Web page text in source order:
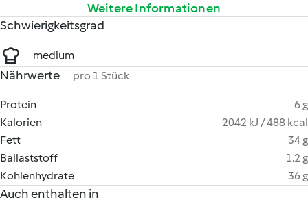
Weitere Informationen
Schwierigkeitsgrad
medium
Nährwerte pro 1 Stück
Protein
6 g
Kalorien
2042 kJ / 488 kcal
Fett
34 g
Ballaststoff
1.2 g
Kohlenhydrate
36 g
Auch enthalten in